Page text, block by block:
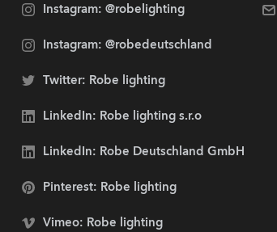
Instagram: @robelighting
Instagram: @robedeutschland
Twitter: Robe lighting
LinkedIn: Robe lighting s.r.o
LinkedIn: Robe Deutschland GmbH
Pinterest: Robe lighting
Vimeo: Robe lighting